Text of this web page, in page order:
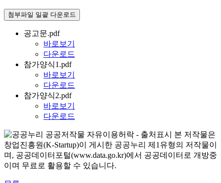
첨부파일 일괄 다운로드
공고문.pdf
바로보기
다운로드
참가양식1.pdf
바로보기
다운로드
참가양식2.pdf
바로보기
다운로드
본 저작물은
창업진흥원(K-Startup)이 게시한 공공누리 제1유형의 저작물이
며, 공공데이터포털(www.data.go.kr)에서 공공데이터로 개방중
이며 무료로 활용할 수 있습니다.